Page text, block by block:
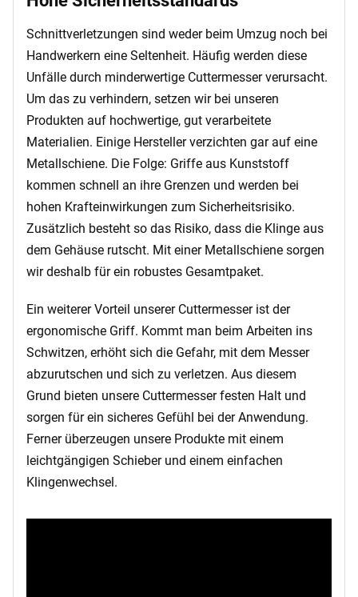
Schnittverletzungen sind weder beim Umzug noch bei
Handwerkern eine Seltenheit. Häufig werden diese
Unfälle durch minderwertige Cuttermesser verursacht.
Um das zu verhindern, setzen wir bei unseren
Produkten auf hochwertige, gut verarbeitete
Materialien. Einige Hersteller verzichten gar auf eine
Metallschiene. Die Folge: Griffe aus Kunststoff
kommen schnell an ihre Grenzen und werden bei
hohen Krafteinwirkungen zum Sicherheitsrisiko.
Zusätzlich besteht so das Risiko, dass die Klinge aus
dem Gehäuse rutscht. Mit einer Metallschiene sorgen
wir deshalb für ein robustes Gesamtpaket.
Ein weiterer Vorteil unserer Cuttermesser ist der
ergonomische Griff. Kommt man beim Arbeiten ins
Schwitzen, erhöht sich die Gefahr, mit dem Messer
abzurutschen und sich zu verletzen. Aus diesem
Grund bieten unsere Cuttermesser festen Halt und
sorgen für ein sicheres Gefühl bei der Anwendung.
Ferner überzeugen unsere Produkte mit einem
leichtgängigen Schieber und einem einfachen
Klingenwechsel.